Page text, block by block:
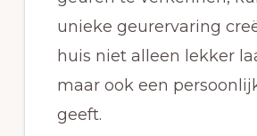
unieke geurervaring
huis niet alleen lekker
maar ook een
geeft.